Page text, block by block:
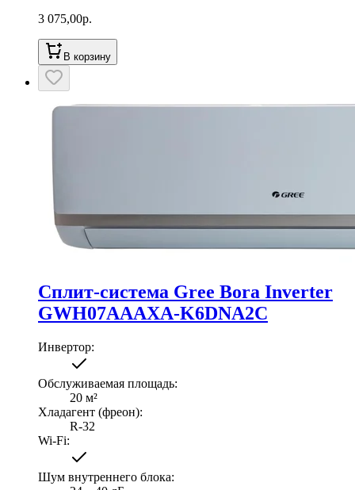
3 075,00р.
В корзину
Сплит-система Gree Bora Inverter
GWH07AAAXA-K6DNA2C
Инвертор:
Обслуживаемая площадь:
20 м²
Хладагент (фреон):
R-32
Wi-Fi:
Шум внутреннего блока: